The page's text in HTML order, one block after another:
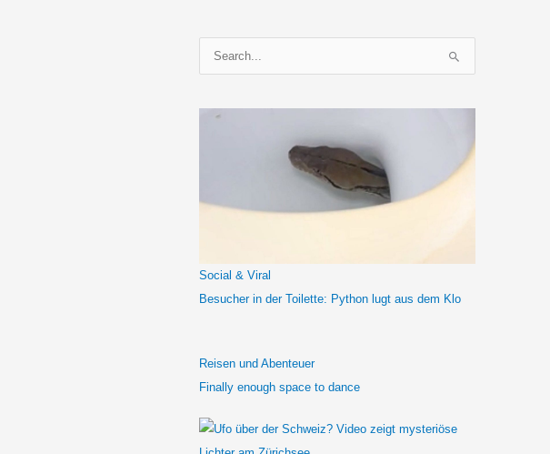
u
h
Social & Viral
Besucher in der Toilette: Python lugt aus dem Klo
Reisen und Abenteuer
Finally enough space to dance